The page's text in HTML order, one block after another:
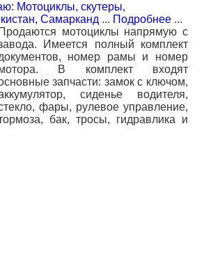
Мотоциклы, скутеры,
Самарканд ... Подробнее ...
Продаются мотоциклы напрямую с
Имеется полный комплект
номер рамы и номер
В комплект входят
запчасти: замок с ключом,
сиденье водителя,
фары, рулевое управление,
бак, тросы, гидравлика и